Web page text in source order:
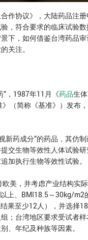
作协议》，大陆药品注
，符合要求的临床试验
下，如何借鉴台湾药品
关注。
，1987年11月《药品生
（简称《基准》）发布
药成分”的药品，其仿
交生物等效性人体试验
加执行生物等效性试验。
美，并考虑产业结构实
上、BMI18.5～30kg/m2
果至少12人），并选择
；台湾地区要求受试者
、年纪及种族等因素。